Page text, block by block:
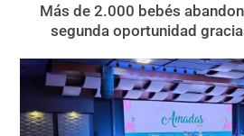
Más de 2.000 bebés
segunda oportunidad